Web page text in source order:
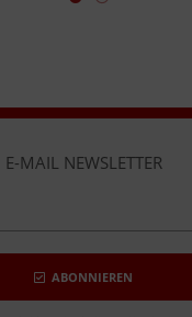
E-MAIL NEWSLETTER
ABONNIEREN